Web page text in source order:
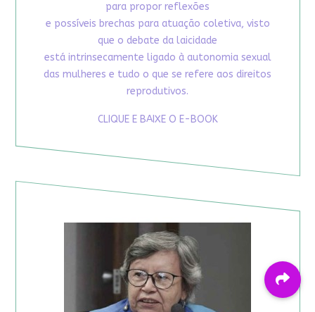
para propor reflexões
e possíveis brechas para atuação coletiva, visto
que o debate da laicidade
está intrinsecamente ligado à autonomia sexual
das mulheres e tudo o que se refere aos direitos
reprodutivos.
CLIQUE E BAIXE O E-BOOK